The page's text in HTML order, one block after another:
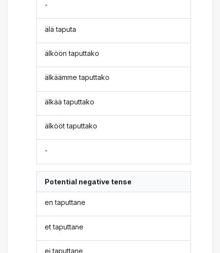
-
älä taputa
älköön taputtako
älkäämme taputtako
älkää taputtako
älkööt taputtako
-
Potential negative tense
en taputtane
et taputtane
ei taputtane